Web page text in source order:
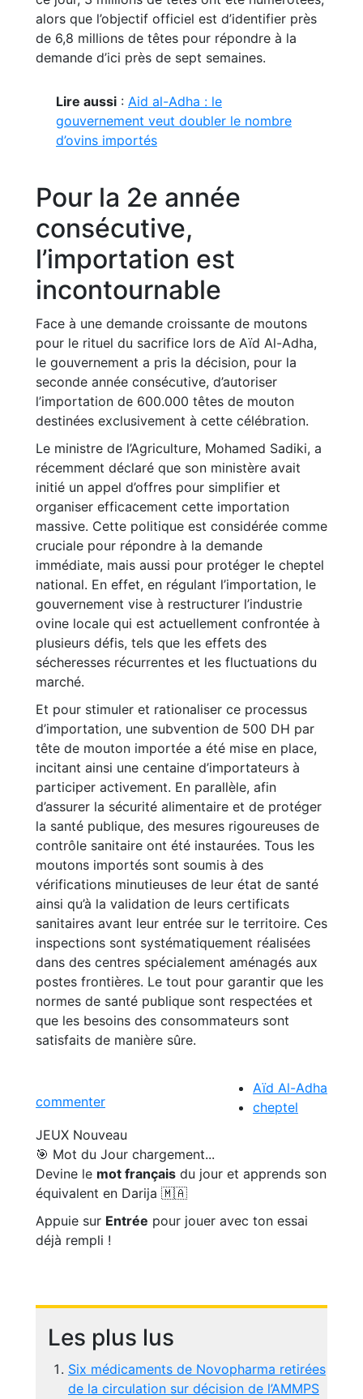
alors que l’objectif officiel est d’identifier près
de 6,8 millions de têtes pour répondre à la
demande d’ici près de sept semaines.
Lire aussi : Aid al-Adha : le
gouvernement veut doubler le nombre
d’ovins importés
Pour la 2e année
consécutive,
l’importation est
incontournable
Face à une demande croissante de moutons
pour le rituel du sacrifice lors de Aïd Al-Adha,
le gouvernement a pris la décision, pour la
seconde année consécutive, d’autoriser
l’importation de 600.000 têtes de mouton
destinées exclusivement à cette célébration.
Le ministre de l’Agriculture, Mohamed Sadiki, a
récemment déclaré que son ministère avait
initié un appel d’offres pour simplifier et
organiser efficacement cette importation
massive. Cette politique est considérée comme
cruciale pour répondre à la demande
immédiate, mais aussi pour protéger le cheptel
national. En effet, en régulant l’importation, le
gouvernement vise à restructurer l’industrie
ovine locale qui est actuellement confrontée à
plusieurs défis, tels que les effets des
sécheresses récurrentes et les fluctuations du
marché.
Et pour stimuler et rationaliser ce processus
d’importation, une subvention de 500 DH par
tête de mouton importée a été mise en place,
incitant ainsi une centaine d’importateurs à
participer activement. En parallèle, afin
d’assurer la sécurité alimentaire et de protéger
la santé publique, des mesures rigoureuses de
contrôle sanitaire ont été instaurées. Tous les
moutons importés sont soumis à des
vérifications minutieuses de leur état de santé
ainsi qu’à la validation de leurs certificats
sanitaires avant leur entrée sur le territoire. Ces
inspections sont systématiquement réalisées
dans des centres spécialement aménagés aux
postes frontières. Le tout pour garantir que les
normes de santé publique sont respectées et
que les besoins des consommateurs sont
satisfaits de manière sûre.
commenter
Aïd Al-Adha
cheptel
JEUX Nouveau
🎯 Mot du Jour chargement...
Devine le mot français du jour et apprends son
équivalent en Darija 🇲🇦
Appuie sur Entrée pour jouer avec ton essai
déjà rempli !
Les plus lus
Six médicaments de Novopharma retirées
de la circulation sur décision de l’AMMPS